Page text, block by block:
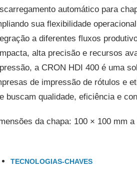
automático para
sua flexibilidade
a diferentes fluxos
alta precisão e recursos
a CRON HDI 400 é uma
de impressão de rótulos e
buscam qualidade, eficiência e
da chapa: 100 × 100 mm a
TECNOLOGIAS-CHAVES